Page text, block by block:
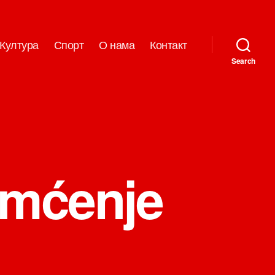
Култура Спорт О нама Контакт
Search